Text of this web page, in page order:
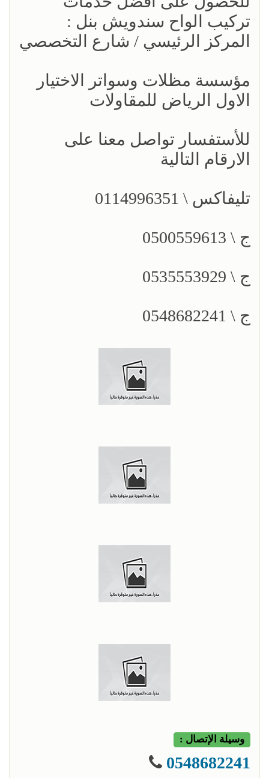
تركيب الواح سندويش بنل :
المركز الرئيسي / شارع التخصصي
مؤسسة مظلات وسواتر الاختيار
الاول الرياض للمقاولات
للأستفسار تواصل معنا على
الارقام التالية
تليفاكس \ 0114996351
ج \ 0500559613
ج \ 0535553929
ج \ 0548682241
وسيلة الإتصال :
0548682241